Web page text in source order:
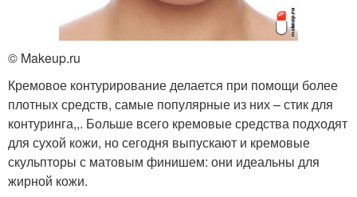
© Makeup.ru
Кремовое контурирование делается при помощи более
плотных средств, самые популярные из них – стик для
контуринга,,. Больше всего кремовые средства подходят
для сухой кожи, но сегодня выпускают и кремовые
скульпторы с матовым финишем: они идеальны для
жирной кожи.